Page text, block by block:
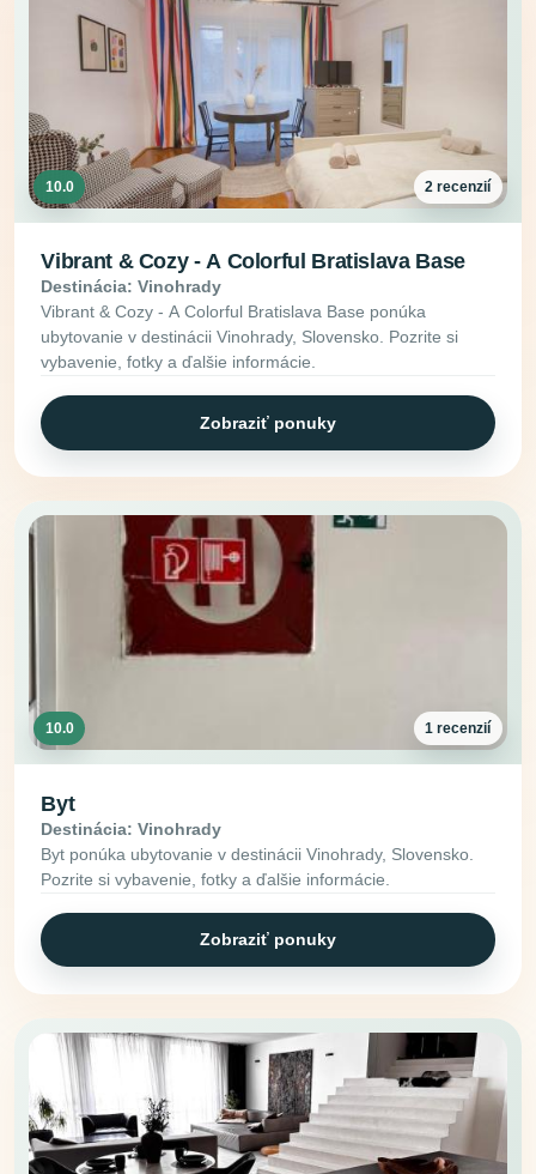
10.0 2 recenzií
Vibrant & Cozy - A Colorful Bratislava Base
Destinácia: Vinohrady
Vibrant & Cozy - A Colorful Bratislava Base ponúka
ubytovanie v destinácii Vinohrady, Slovensko. Pozrite si
vybavenie, fotky a ďalšie informácie.
Zobraziť ponuky
10.0 1 recenzií
Byt
Destinácia: Vinohrady
Byt ponúka ubytovanie v destinácii Vinohrady, Slovensko.
Pozrite si vybavenie, fotky a ďalšie informácie.
Zobraziť ponuky